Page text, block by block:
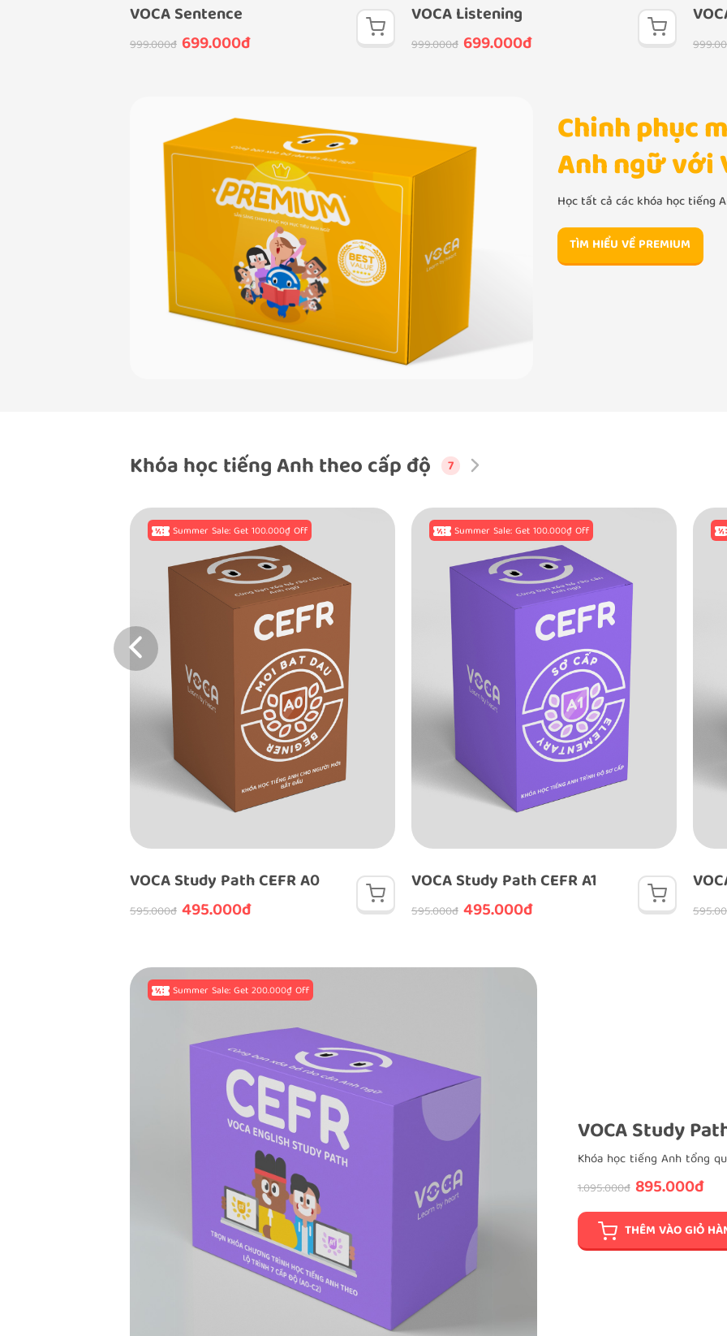
VOCA Sentence
999.000đ 699.000đ
VOCA Listening
999.000đ 699.000đ
Chinh phục
Anh ngữ với
Học tất cả các khóa học tiếng
TÌM HIỂU VỀ PREMIUM
Khóa học tiếng Anh theo cấp độ 7
Summer Sale: Get 100.000₫ Off
VOCA Study Path CEFR A0
595.000đ 495.000đ
Summer Sale: Get 100.000₫ Off
VOCA Study Path CEFR A1
595.000đ 495.000đ
Summer Sale: Get 200.000₫ Off
VOCA Study
Khóa học tiếng Anh tổng
1.095.000đ 895.000đ
THÊM VÀO GIỎ